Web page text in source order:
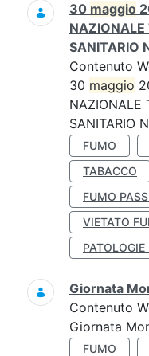
30 maggio
NAZIONALE
SANITARIO
Contenuto
30 maggio
NAZIONALE
SANITARIO
FUMO
TABACCO
FUMO
VIETATO
Giornata
Contenuto
Giornata
FUMO